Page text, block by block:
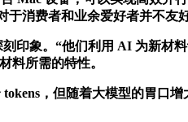
消费者和业余爱好者并不友好
象。“他们利用 AI 为新材
料所需的特性。
，但随着大模型的胃口